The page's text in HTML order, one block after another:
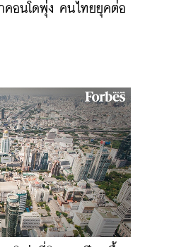
คอนโดพุ่ง คนไทยยุคต่อ